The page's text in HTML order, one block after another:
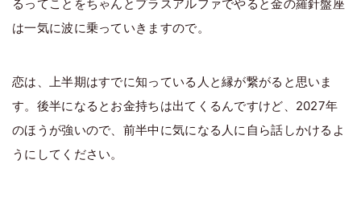
るってことをちゃんとプラスアルファでやると金の羅針盤座
は一気に波に乗っていきますので。
恋は、上半期はすでに知っている人と縁が繋がると思いま
す。後半になるとお金持ちは出てくるんですけど、2027年
のほうが強いので、前半中に気になる人に自ら話しかけるよ
うにしてください。